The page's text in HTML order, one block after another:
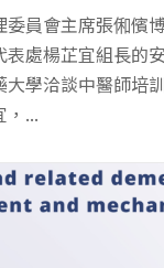
委員會主席張俰儐
表處楊芷宜組長的
大學洽談中醫師培
，...